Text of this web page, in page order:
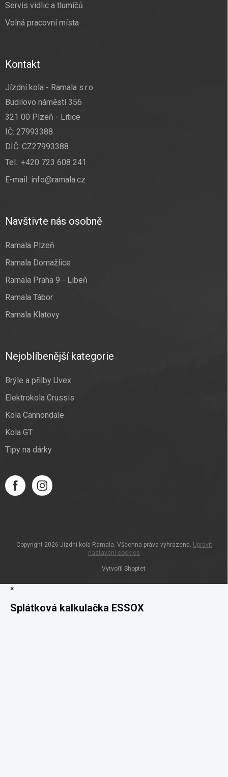
Servis vidlic a tlumičů
Volná pracovní místa
Kontakt
Jízdní kola - Ramala s.r.o.
Budilovo náměstí 356
321 00 Plzeň - Litice
IČ: 27993388
DIČ: CZ27993388
Tel.: +420 723 608 241
E-mail: info@ramala.cz
Navštivte nás osobně
Ramala Plzeň
Ramala Domažlice
Ramala Praha 9 - Libeň
Ramala Tábor
Ramala Klatovy
Nejoblíbenější kategorie
Brýle a přilby Uvex
Elektrokola Crussis
Kola Cannondale
Kola GT
Tipy na dárky
Vytvořil Shoptet
Copyright 2026 Jízdní kola Ramala. Všechna práva vyhrazena. Upravit
nastavení cookies
×
Splátková kalkulačka ESSOX